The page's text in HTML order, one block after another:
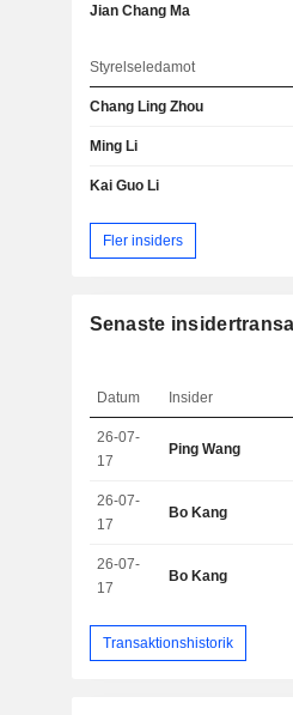
Jian Chang Ma
Styrelseledamot
Chang Ling Zhou
Ming Li
Kai Guo Li
Fler insiders
Senaste
Datum Insider
26-07-
17
Ping Wang
26-07-
17
Bo Kang
26-07-
17
Bo Kang
Transaktionshistorik